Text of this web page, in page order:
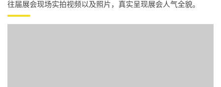
往届展会现场实拍视频以及照片，真实呈现展会人气全貌。